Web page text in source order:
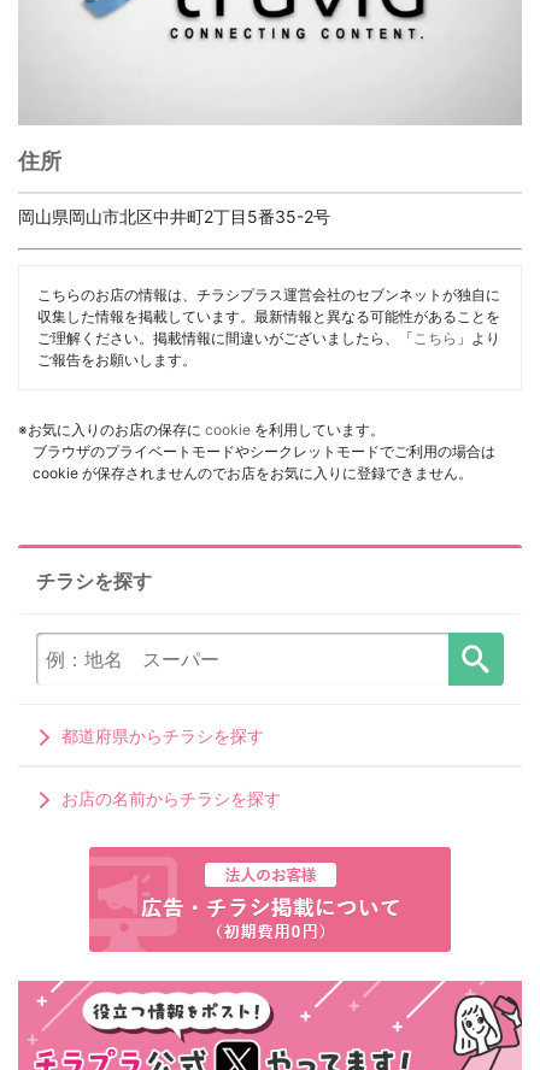
住所
岡山県岡山市北区中井町2丁目5番35-2号
こちらのお店の情報は、チラシプラス運営会社のセブンネットが独自に
収集した情報を掲載しています。最新情報と異なる可能性があることを
ご理解ください。掲載情報に間違いがございましたら、「 こちら 」より
ご報告をお願いします。
※お気に入りのお店の保存に cookie を利用しています。
ブラウザのプライベートモードやシークレットモードでご利用の場合は
cookie が保存されませんのでお店をお気に入りに登録できません。
チラシを探す
都道府県からチラシを探す
お店の名前からチラシを探す